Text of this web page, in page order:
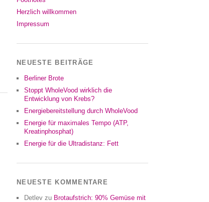
Herzlich willkommen
Impressum
NEUESTE BEITRÄGE
Berliner Brote
Stoppt WholeVood wirklich die
Entwicklung von Krebs?
Energiebereitstellung durch WholeVood
Energie für maximales Tempo (ATP,
Kreatinphosphat)
Energie für die Ultradistanz: Fett
NEUESTE KOMMENTARE
Detlev zu Brotaufstrich: 90% Gemüse mit